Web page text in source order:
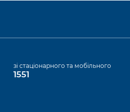
зі стаціонарного та мобільного
1551